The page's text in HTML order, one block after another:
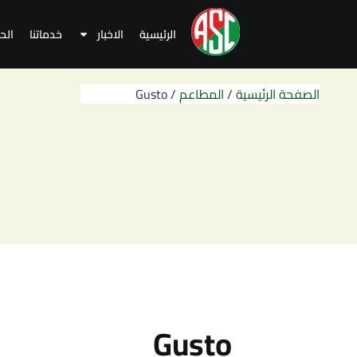
الرئيسية الاخبار خدماتنا
الصفحة الرئيسية/المطاعم/
Gusto
Gusto